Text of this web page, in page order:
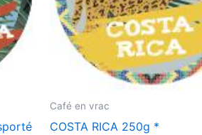
Café en vrac
COSTA RICA 250g *